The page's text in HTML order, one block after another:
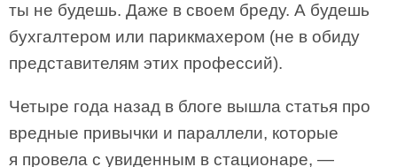
ты не будешь. Даже в своем бреду. А будешь
бухгалтером или парикмахером (не в обиду
представителям этих профессий).
Четыре года назад в блоге вышла статья про
вредные привычки и параллели, которые
я провела с увиденным в стационаре, —